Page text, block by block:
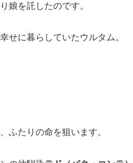
娘を託したのです。
せに暮らしていたウルタム。
ふたりの命を狙います。